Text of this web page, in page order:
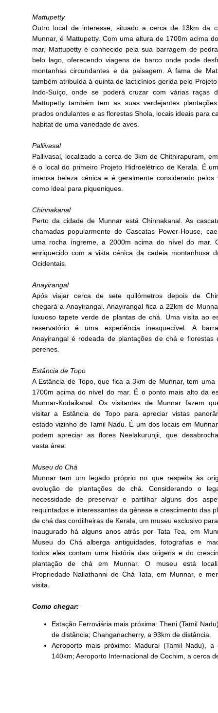
Mattupetty
Outro local de interesse, situado a cerca de 13km da
Munnar, é Mattupetty. Com uma altura de 1700m acima
mar, Mattupetty é conhecido pela sua barragem de
belo lago, oferecendo viagens de barco onde pode
montanhas circundantes e da paisagem. A fama de
também atribuída à quinta de lacticínios gerida pelo
Indo-Suíço, onde se poderá cruzar com várias raças
Mattupetty também tem as suas verdejantes
prados ondulantes e as florestas Shola, locais ideais para
habitat de uma variedade de aves.
Pallivasal
Pallivasal, localizado a cerca de 3km de Chithirapuram,
é o local do primeiro Projeto Hidroelétrico de Kerala. É
imensa beleza cénica e é geralmente considerado pelos
como ideal para piqueniques.
Chinnakanal
Perto da cidade de Munnar está Chinnakanal. As
chamadas popularmente de Cascatas Power-House,
uma rocha íngreme, a 2000m acima do nível do mar.
enriquecido com a vista cénica da cadeia montanhosa
Ocidentais.
Anayirangal
Após viajar cerca de sete quilómetros depois de
chegará a Anayirangal. Anayirangal fica a 22km de
luxuoso tapete verde de plantas de chá. Uma visita ao
reservatório é uma experiência inesquecível. A
Anayirangal é rodeada de plantações de chá e florestas
perenes.
Estância de Topo
A Estância de Topo, que fica a 3km de Munnar, tem uma
1700m acima do nível do mar. É o ponto mais alto da
Munnar-Kodaikanal. Os visitantes de Munnar fazem
visitar a Estância de Topo para apreciar vistas
estado vizinho de Tamil Nadu. É um dos locais em
podem apreciar as flores Neelakurunjii, que
vasta área.
Museu do Chá
Munnar tem um legado próprio no que respeita às
evolução de plantações de chá. Considerando o
necessidade de preservar e partilhar alguns dos
requintados e interessantes da génese e crescimento das
de chá das cordilheiras de Kerala, um museu exclusivo
inaugurado há alguns anos atrás por Tata Tea, em
Museu do Chá alberga antiguidades, fotografias e
todos eles contam uma história das origens e do
plantação de chá em Munnar. O museu está
Propriedade Nallathanni de Chá Tata, em Munnar, e
visita.
Como chegar:
Estação Ferroviária mais próxima: Theni (Tamil
de distância; Changanacherry, a 93km de distância.
Aeroporto mais próximo: Madurai (Tamil Nadu), a
140km; Aeroporto Internacional de Cochim, a cerca